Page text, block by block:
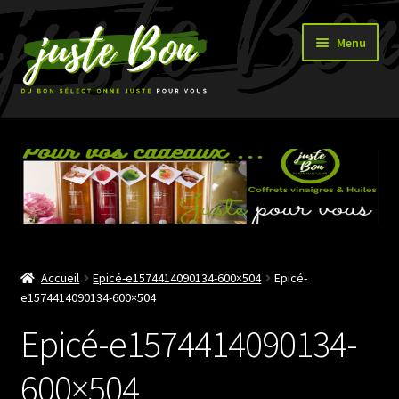
Aller
à
la
navigation
Aller
au
contenu
Menu
Accueil
Boutique
le
menu
Accueil Epicé-e1574414090134-600×504
Epicé-
e1574414090134-600×504
Epicé-e1574414090134-
600×504